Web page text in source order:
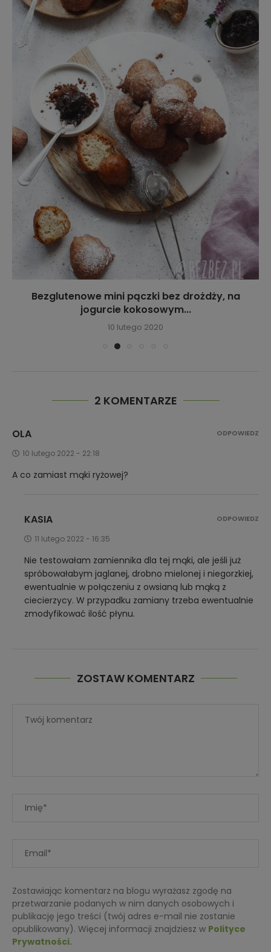
Bezglutenowe mini pączki bez drożdży, na
jogurcie kokosowym...
10 lutego 2020
2 KOMENTARZE
OLA
10 lutego 2022 - 22:18
A co zamiast mąki ryżowej?
ODPOWIEDZ
KASIA
11 lutego 2022 - 16:35
Nie testowałam zamiennika dla tej mąki, ale jeśli już
spróbowałabym jaglanej, drobno mielonej i niegorzkiej,
ewentualnie w połączeniu z owsianą lub mąką z
ciecierzycy. W przypadku zamiany trzeba ewentualnie
zmodyfikować ilość płynu.
ODPOWIEDZ
ZOSTAW KOMENTARZ
Zostawiając komentarz na blogu wyrażasz zgodę na
przetwarzanie podanych w nim danych osobowych i
publikację jego treści (twój adres e-mail nie zostanie
opublikowany). Więcej informacji znajdziesz w Polityce
Prywatności.